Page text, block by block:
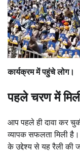
कार्यक्रम में पहुंचे लोग।
पहले चरण में
आप पहले ही दावा कर
व्यापक सफलता मिली
के उद्देश्य से यह रैली की